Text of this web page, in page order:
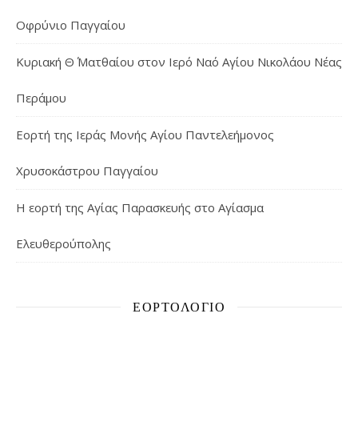
Οφρύνιο Παγγαίου
Κυριακή Θ΄ Ματθαίου στον Ιερό Ναό Αγίου Νικολάου Νέας
Περάμου
Εορτή της Ιεράς Μονής Αγίου Παντελεήμονος
Χρυσοκάστρου Παγγαίου
Η εορτή της Αγίας Παρασκευής στο Αγίασμα
Ελευθερούπολης
ΕΟΡΤΟΛΌΓΙΟ